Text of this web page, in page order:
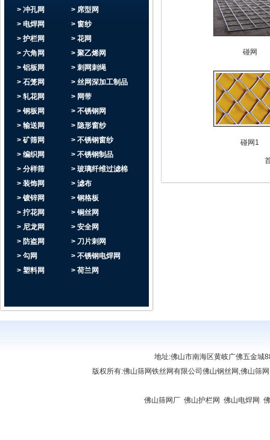
> 冲孔网
> 电焊网
> 护栏网
> 六角网
> 铝板网
> 石笼网
> 轧花网
> 钢板网
> 输送网
> 矿筛网
> 编织网
> 分样筛
> 装饰网
> 镀锌网
> 拧花网
> 尼龙网
> 防盗网
> 勾网
> 塑料网
> 席型网
> 窗纱
> 花网
> 聚乙烯网
> 刺网刺绳
> 丝网深加工制品
> 网带
> 不锈钢网
> 隐形窗纱
> 不锈钢窗纱
> 不锈钢制品
> 玻璃纤维过滤棉
> 滤布
> 钢格板
> 铜丝网
> 安全网
> 刀片刺网
> 不锈钢电焊网
> 荷兰网
碰网
碰网1
地址:佛山市南海区黄岐广佛五金
版权所有:佛山筛网铁丝网有限公司 佛山钢丝网,佛山筛
佛山筛网厂 佛山护栏网 佛山电焊网